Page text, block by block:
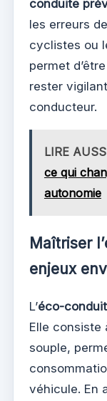
conduite
les erreurs
cyclistes ou
permet
rester
conducteur.
LIRE
ce qui
autonomie
Maîtriser
enjeux
L’éco-
Elle consiste
souple,
véhicule. En